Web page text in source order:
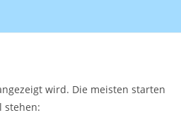
wird. Die meisten starten
stehen: